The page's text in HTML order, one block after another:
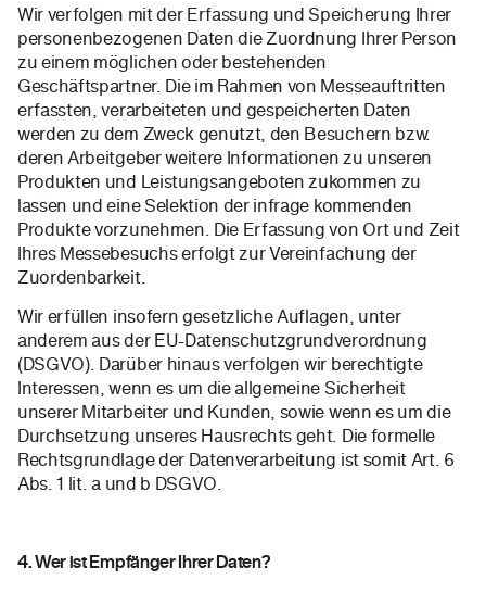
Wir verfolgen mit der Erfassung und Speicherung Ihrer
personenbezogenen Daten die Zuordnung Ihrer Person
zu einem möglichen oder bestehenden
Geschäftspartner. Die im Rahmen von Messeauftritten
erfassten, verarbeiteten und gespeicherten Daten
werden zu dem Zweck genutzt, den Besuchern bzw.
deren Arbeitgeber weitere Informationen zu unseren
Produkten und Leistungsangeboten zukommen zu
lassen und eine Selektion der infrage kommenden
Produkte vorzunehmen. Die Erfassung von Ort und Zeit
Ihres Messebesuchs erfolgt zur Vereinfachung der
Zuordenbarkeit.
Wir erfüllen insofern gesetzliche Auflagen, unter
anderem aus der EU-Datenschutzgrundverordnung
(DSGVO). Darüber hinaus verfolgen wir berechtigte
Interessen, wenn es um die allgemeine Sicherheit
unserer Mitarbeiter und Kunden, sowie wenn es um die
Durchsetzung unseres Hausrechts geht. Die formelle
Rechtsgrundlage der Datenverarbeitung ist somit Art. 6
Abs. 1 lit. a und b DSGVO.
4. Wer ist Empfänger Ihrer Daten?